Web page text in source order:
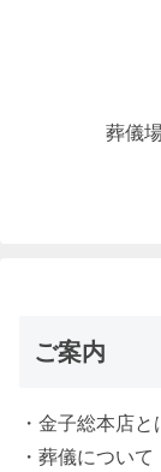
葬儀
ご案内
・金子総本店と
・葬儀について